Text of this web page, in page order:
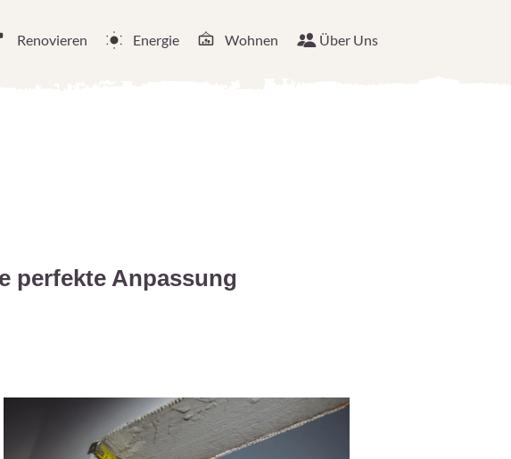
Renovieren Energie Wohnen Über Uns
perfekte Anpassung